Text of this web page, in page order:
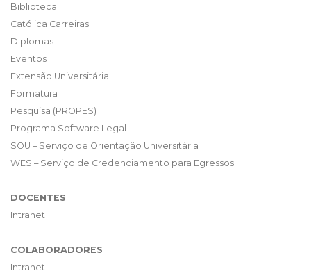
Biblioteca
Católica Carreiras
Diplomas
Eventos
Extensão Universitária
Formatura
Pesquisa (PROPES)
Programa Software Legal
SOU – Serviço de Orientação Universitária
WES – Serviço de Credenciamento para Egressos
DOCENTES
Intranet
COLABORADORES
Intranet